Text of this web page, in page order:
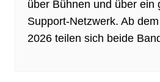
über Bühnen und über ein
Support-Netzwerk. Ab
2026 teilen sich beide